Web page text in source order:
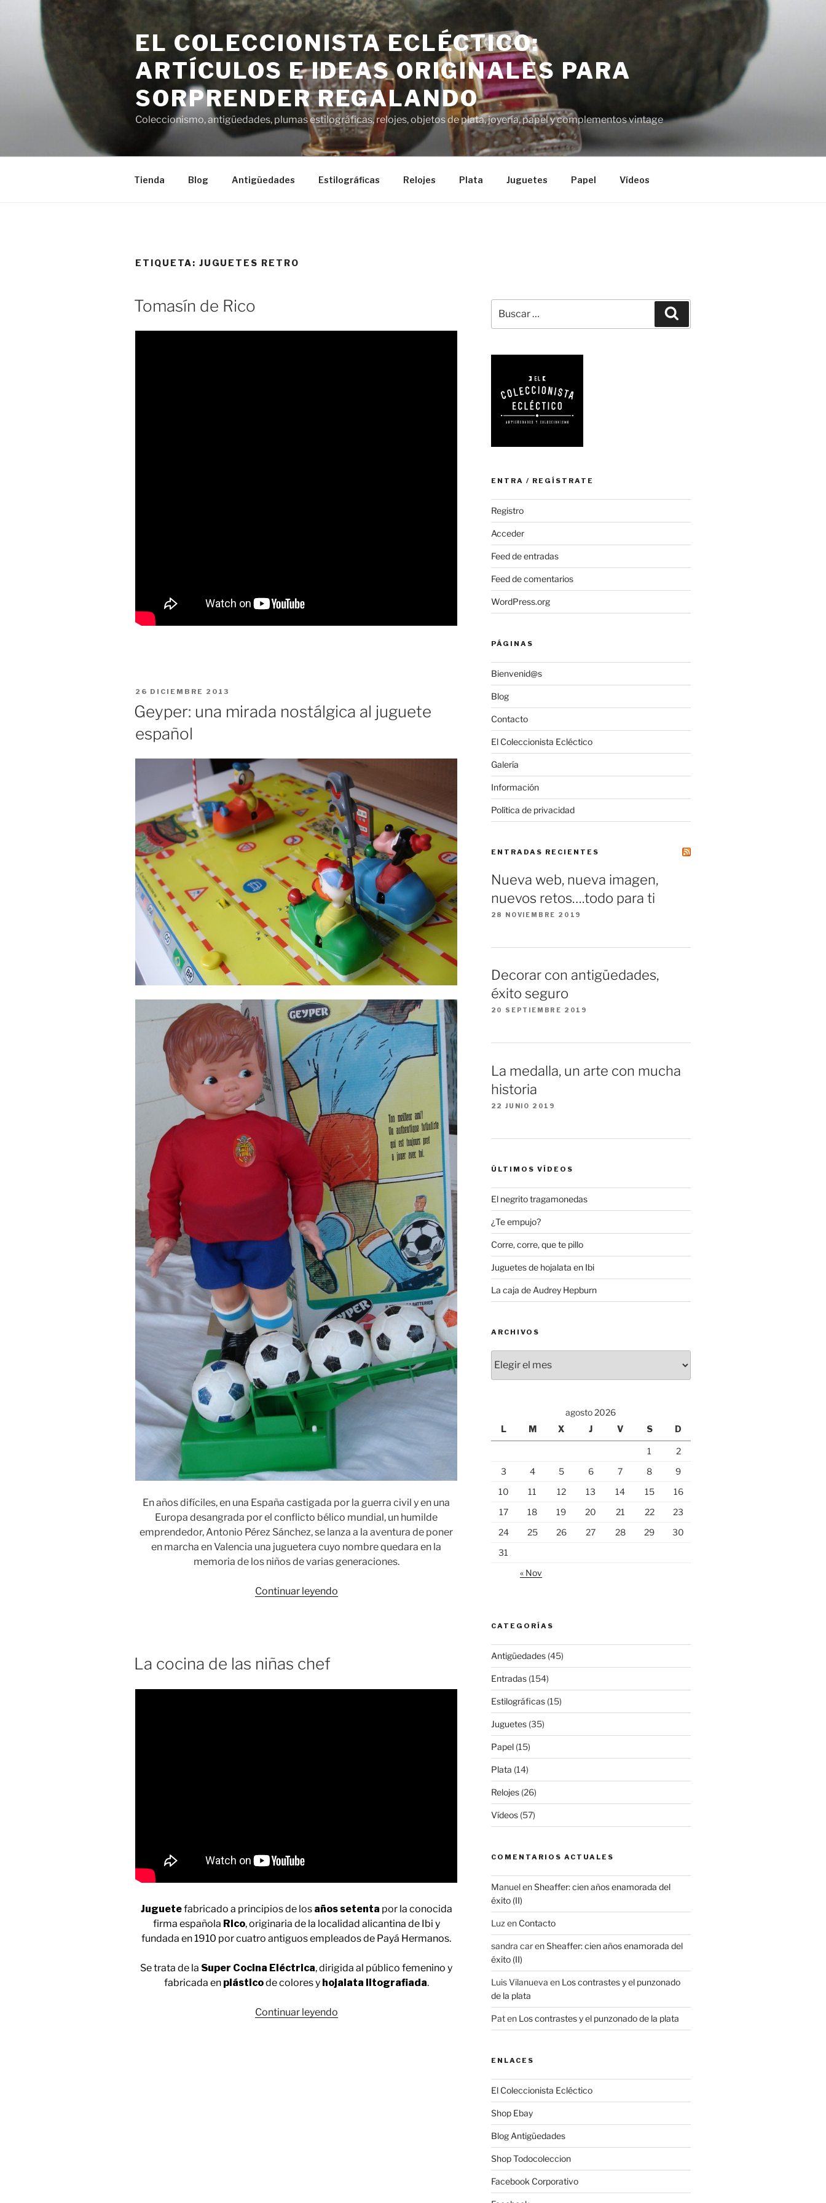
contenido
EL COLECCIONISTA ECLÉCTICO:
ARTÍCULOS E IDEAS ORIGINALES PARA
SORPRENDER REGALANDO
Coleccionismo, antigüedades, plumas estilográficas, relojes, objetos de plata, joyería, papel y complementos vintage
Tienda Blog Antigüedades Estilográficas Relojes Plata Juguetes Papel Vídeos
ETIQUETA: JUGUETES RETRO
Tomasín de Rico
PUBLICADO
EL
26 DICIEMBRE 2013
Geyper: una mirada nostálgica al juguete
español
En años difíciles, en una España castigada por la guerra civil y en una
Europa desangrada por el conflicto bélico mundial, un humilde
emprendedor, Antonio Pérez Sánchez, se lanza a la aventura de poner
en marcha en Valencia una juguetera cuyo nombre quedara en la
memoria de los niños de varias generaciones.
Continuar leyendo«Geyper:
La cocina de las niñas chef
Juguetefabricado a principios de los años setenta por la conocida
firma española Rico, originaria de la localidad alicantina de Ibi y
fundada en 1910 por cuatro antiguos empleados de Payá Hermanos.
Se trata de la Super Cocina Eléctrica, dirigida al público femenino y
fabricada en plásticode colores y hojalata litografiada.
Continuar leyendo«La
por:
ENTRA / REGÍSTRATE
Registro
Acceder
Feed de entradas
Feed de comentarios
WordPress.org
PÁGINAS
Bienvenid@s
Blog
Contacto
El Coleccionista Ecléctico
Galería
Información
Política de privacidad
ENTRADAS RECIENTES
Nueva web, nueva imagen,
nuevos retos….todo para ti
28 NOVIEMBRE 2019
Decorar con antigüedades,
éxito seguro
20 SEPTIEMBRE 2019
La medalla, un arte con mucha
historia
22 JUNIO 2019
ÚLTIMOS VÍDEOS
El negrito tragamonedas
¿Te empujo?
Corre, corre, que te pillo
Juguetes de hojalata en Ibi
La caja de Audrey Hepburn
ARCHIVOS
agosto 2026
L
M X J V S D
1
2
3
4 5 6 7 8
9
10
11 12 13 14 15
16
17
18 19 20 21 22
23
24
25 26 27 28 29
30
31
« Nov
CATEGORÍAS
Antigüedades(45)
Entradas(154)
Estilográficas(15)
Juguetes(35)
Papel(15)
Plata (14)
Relojes(26)
Vídeos(57)
COMENTARIOS ACTUALES
ManuelenSheaffer: cien años enamorada del
éxito (II)
Luz en Contacto
sandra carenSheaffer: cien años enamorada del
éxito (II)
Luis Vilanueva en Los contrastes y el punzonado
de la plata
Paten Los contrastes y el punzonado de la plata
ENLACES
El Coleccionista Ecléctico
Shop Ebay
Blog Antigüedades
Shop Todocoleccion
Facebook Corporativo